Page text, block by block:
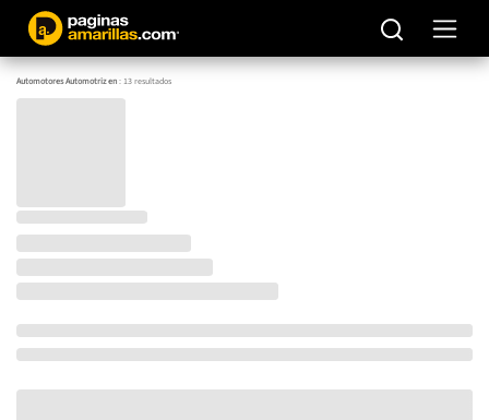
Automotores Automotriz en:13resultados